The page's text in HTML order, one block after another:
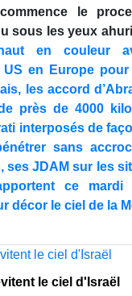
le
sous les yeux ahuri
en couleur
US en Europe
les accord
près de 4000
interposés de
sans
ses JDAM sur les
ce
décor le ciel de la
le ciel d'Israël